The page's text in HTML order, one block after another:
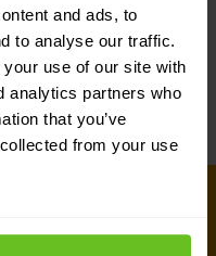
and ads, to
to analyse our traffic.
use of our site with
analytics partners who
that you’ve
from your use
mit offenen APIs für
und / oder
Produkte.
sich für